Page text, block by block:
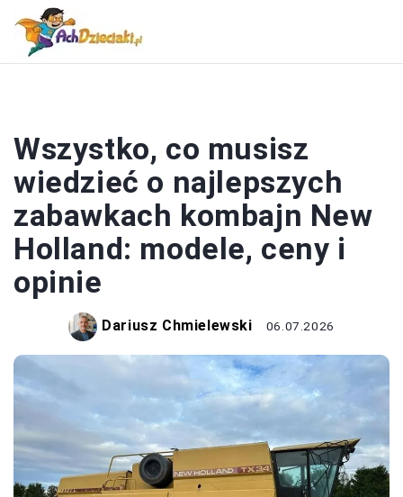
Wszystko, co musisz
wiedzieć o najlepszych
zabawkach kombajn New
Holland: modele, ceny i
opinie
Dariusz Chmielewski 06.07.2026